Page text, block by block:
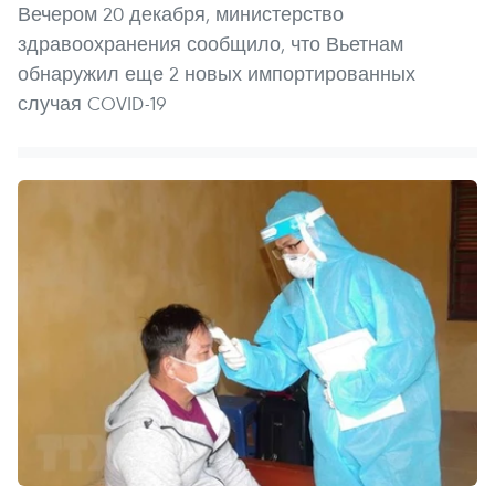
Вечером 20 декабря, министерство
здравоохранения сообщило, что Вьетнам
обнаружил еще 2 новых импортированных
случая COVID-19